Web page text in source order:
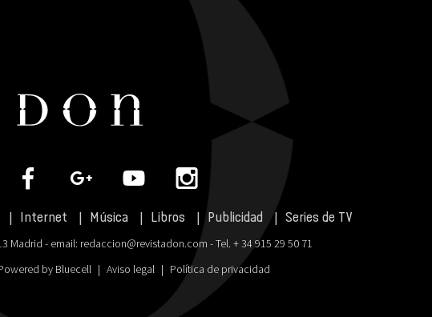
Internet Música Libros Publicidad Series de TV
Madrid - email: redaccion@revistadon.com - Tel. + 34 915 29 50 71
by Bluecell | Aviso legal | Política de privacidad